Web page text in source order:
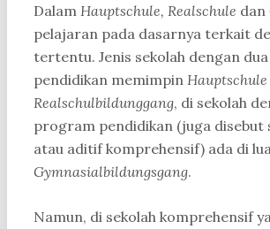
Dalam Hauptschule, Realschule dan
pelajaran pada dasarnya terkait
tertentu. Jenis sekolah dengan
pendidikan memimpin Hauptschule
Realschulbildunggang, di sekolah
program pendidikan (juga disebut
atau aditif komprehensif) ada di
Gymnasialbildungsgang.
Namun, di sekolah komprehensif